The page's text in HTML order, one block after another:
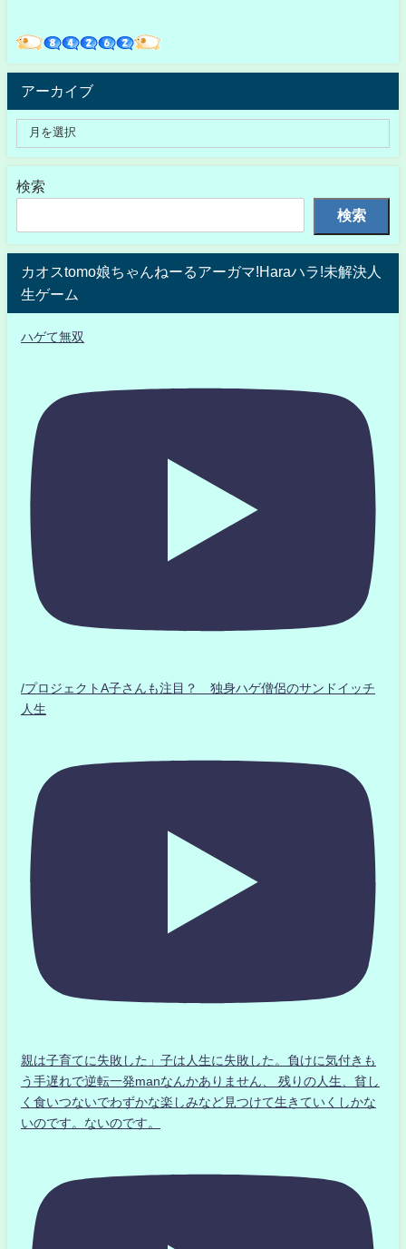
アーカイブ
検索
検索
カオスtomo娘ちゃんねーるアーガマ!Haraハラ!未解決人
生ゲーム
ハゲて無双
/プロジェクトA子さんも注目？ 独身ハゲ僧侶のサンドイッチ
人生
親は子育てに失敗した」子は人生に失敗した。負けに気付きも
う手遅れで逆転一発manなんかありません、 残りの人生、貧し
く食いつないでわずかな楽しみなど見つけて生きていくしかな
いのです。ないのです。